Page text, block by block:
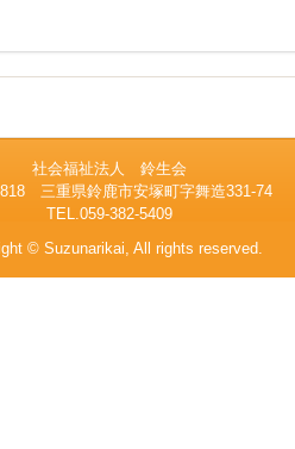
社会福祉法人 鈴生会
三重県鈴鹿市安塚町字舞造331-74
TEL.059-382-5409
© Suzunarikai, All rights reserved.